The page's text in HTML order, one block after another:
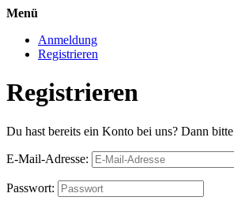
Menü
Anmeldung
Registrieren
Registrieren
Du hast bereits ein Konto bei uns? Dann bitte
E-Mail-Adresse:
Passwort: